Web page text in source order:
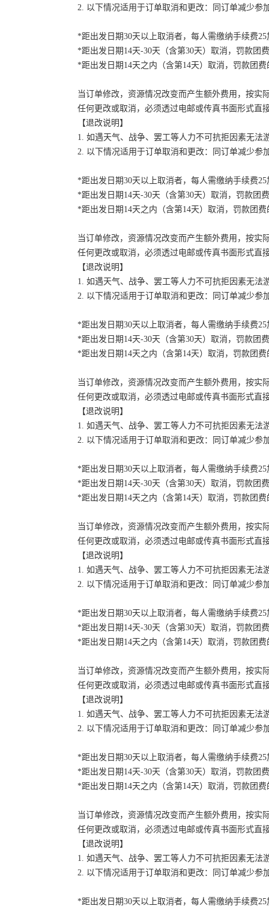
2. 以下情况适用于订单取消和更改：同订单减少
*距出发日期30天以上取消者，每人需缴纳手续费
*距出发日期14天-30天（含第30天）取消，罚款团
*距出发日期14天之内（含第14天）取消，罚款团费
当订单修改，资源情况改变而产生额外费用，按实
任何更改或取消，必须透过电邮或传真书面形式直
【退改说明】
1. 如遇天气、战争、罢工等人力不可抗拒因素无
2. 以下情况适用于订单取消和更改：同订单减少
*距出发日期30天以上取消者，每人需缴纳手续费
*距出发日期14天-30天（含第30天）取消，罚款团
*距出发日期14天之内（含第14天）取消，罚款团费
当订单修改，资源情况改变而产生额外费用，按实
任何更改或取消，必须透过电邮或传真书面形式直
【退改说明】
1. 如遇天气、战争、罢工等人力不可抗拒因素无
2. 以下情况适用于订单取消和更改：同订单减少
*距出发日期30天以上取消者，每人需缴纳手续费
*距出发日期14天-30天（含第30天）取消，罚款团
*距出发日期14天之内（含第14天）取消，罚款团费
当订单修改，资源情况改变而产生额外费用，按实
任何更改或取消，必须透过电邮或传真书面形式直
【退改说明】
1. 如遇天气、战争、罢工等人力不可抗拒因素无
2. 以下情况适用于订单取消和更改：同订单减少
*距出发日期30天以上取消者，每人需缴纳手续费
*距出发日期14天-30天（含第30天）取消，罚款团
*距出发日期14天之内（含第14天）取消，罚款团费
当订单修改，资源情况改变而产生额外费用，按实
任何更改或取消，必须透过电邮或传真书面形式直
【退改说明】
1. 如遇天气、战争、罢工等人力不可抗拒因素无
2. 以下情况适用于订单取消和更改：同订单减少
*距出发日期30天以上取消者，每人需缴纳手续费
*距出发日期14天-30天（含第30天）取消，罚款团
*距出发日期14天之内（含第14天）取消，罚款团费
当订单修改，资源情况改变而产生额外费用，按实
任何更改或取消，必须透过电邮或传真书面形式直
【退改说明】
1. 如遇天气、战争、罢工等人力不可抗拒因素无
2. 以下情况适用于订单取消和更改：同订单减少
*距出发日期30天以上取消者，每人需缴纳手续费
*距出发日期14天-30天（含第30天）取消，罚款团
*距出发日期14天之内（含第14天）取消，罚款团费
当订单修改，资源情况改变而产生额外费用，按实
任何更改或取消，必须透过电邮或传真书面形式直
【退改说明】
1. 如遇天气、战争、罢工等人力不可抗拒因素无
2. 以下情况适用于订单取消和更改：同订单减少
*距出发日期30天以上取消者，每人需缴纳手续费